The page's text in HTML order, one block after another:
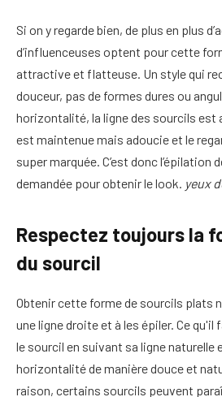
Si on y regarde bien, de plus en plus
d’influenceuses optent pour cette
attractive et flatteuse. Un style qui
douceur, pas de formes dures ou
horizontalité, la ligne des sourcils est
est maintenue mais adoucie et le
super marquée. C’est donc l’épilation
demandée pour obtenir le look. yeux
Respectez toujours la
du sourcil
Obtenir cette forme de sourcils plats
une ligne droite et à les épiler. Ce
le sourcil en suivant sa ligne
horizontalité de manière douce et
raison, certains sourcils peuvent